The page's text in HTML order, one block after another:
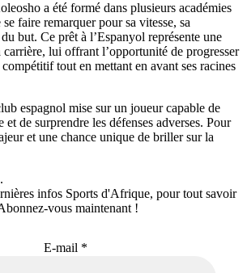
a été formé dans plusieurs académies
faire remarquer pour sa vitesse, sa
but. Ce prêt à l’Espanyol représente une
carrière, lui offrant l’opportunité de progresser
tout en mettant en avant ses racines
espagnol mise sur un joueur capable de
et de surprendre les défenses adverses. Pour
et une chance unique de briller sur la
infos Sports d'Afrique, pour tout savoir
vous maintenant !
E-mail *